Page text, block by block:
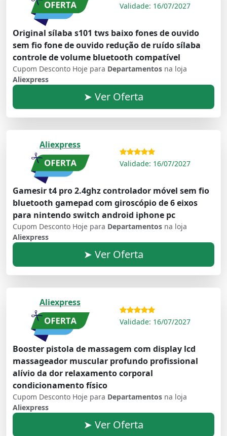
Validade: 16/07/2027
Original sílaba s101 tws baixo fones de ouvido
sem fio fone de ouvido redução de ruído sílaba
controle de volume bluetooth compatível
Cupom Desconto Hoje para Departamentos na loja
Aliexpress
➤ Ver Oferta
Aliexpress
Validade: 16/07/2027
Gamesir t4 pro 2.4ghz controlador móvel sem fio
bluetooth gamepad com giroscópio de 6 eixos
para nintendo switch android iphone pc
Cupom Desconto Hoje para Departamentos na loja
Aliexpress
➤ Ver Oferta
Aliexpress
Validade: 16/07/2027
Booster pistola de massagem com display lcd
massageador muscular profundo profissional
alívio da dor relaxamento corporal
condicionamento físico
Cupom Desconto Hoje para Departamentos na loja
Aliexpress
➤ Ver Oferta